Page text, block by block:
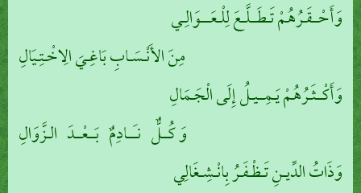
وَأَحْــقَـرُهُمْ تَـطَــلَّـعَ لِلْـعَـــوَالِـي
مِنَ الأَنْـسَـابِ بَاغِـيَ الِاخْـتِـيَالِ
وَأَكْــثَـرُهُمْ يَـمِــيـلُ إِلَى الْجَـمَالِ
وَ كُــلٌّ نـَــادِمٌ بَــعْــدَ الـزَّوَالِ
وَذَاتُ الدِّيـنِ تَـظْـفَـرُ بِانْـشِـغَالِي